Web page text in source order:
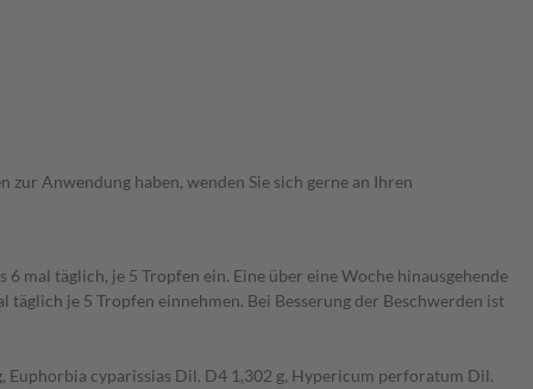
Anwendung haben, wenden Sie sich gerne an Ihren
mal täglich, je 5 Tropfen ein. Eine über eine Woche hinausgehende
je 5 Tropfen einnehmen. Bei Besserung der Beschwerden ist
cyparissias Dil. D4 1,302 g, Hypericum perforatum Dil.